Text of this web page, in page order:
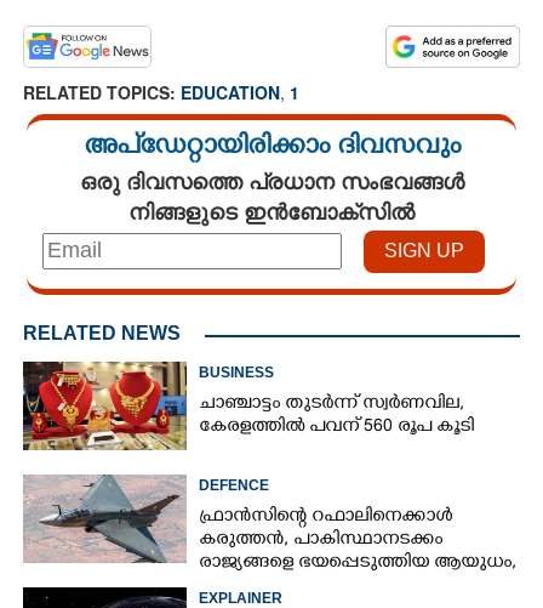
CONTACT US
RELATED TOPICS: EDUCATION, 1
അപ്ഡേറ്റായിരിക്കാം ദിവസവും
ഒരു ദിവസത്തെ പ്രധാന സംഭവങ്ങൾ
നിങ്ങളുടെ ഇൻബോക്സിൽ
RELATED NEWS
BUSINESS
ചാഞ്ചാട്ടം തുടർന്ന് സ്വർണവില,
കേരളത്തിൽ പവന് 560 രൂപ കൂടി
DEFENCE
ഫ്രാൻസിന്റെ റഫാലിനെക്കാൾ
കരുത്തൻ,​ പാകിസ്ഥാനടക്കം
രാജ്യങ്ങളെ ഭയപ്പെടുത്തിയ ആയുധം,​
EXPLAINER